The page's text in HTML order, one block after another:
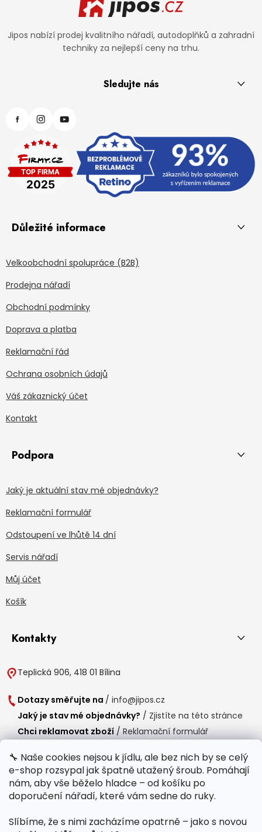
🔧 Naše cookies nejsou k jídlu, ale bez nich by se celý
e-shop rozsypal jak špatně utažený šroub. Pomáhají
nám, aby vše běželo hladce – od košíku po
doporučení nářadí, které vám sedne do ruky.
Slíbíme, že s nimi zacházíme opatrně – jako s novou
Jipos nabízí prodej kvalitního nářadí, autodoplňků a zahradní
techniky za nejlepší ceny na trhu.
Sledujte nás
Důležité informace
Velkoobchodní spolupráce (B2B)
Prodejna nářadí
Obchodní podmínky
Doprava a platba
Reklamační řád
Ochrana osobních údajů
Váš zákaznický účet
Kontakt
Podpora
Jaký je aktuální stav mé objednávky?
Reklamační formulář
Odstoupení ve lhůtě 14 dní
Servis nářadí
Můj účet
Košík
Kontakty
Teplická 906, 418 01 Bílina
Dotazy směřujte na / info@jipos.cz
Jaký je stav mé objednávky? / Zjistíte na této stránce
Chci reklamovat zboží / Reklamační formulář
Provozní doba
Po-Čt / 8:00 - 15:00
Polední přestávka /11:00 - 11:30